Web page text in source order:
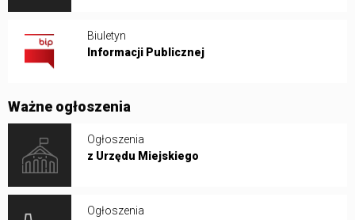
Biuletyn
Informacji Publicznej
Ważne ogłoszenia
Ogłoszenia
z Urzędu Miejskiego
Ogłoszenia